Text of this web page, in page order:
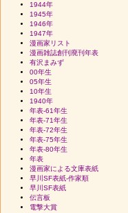
1944年
1945年
1946年
1947年
漫画家リスト
漫画雑誌創刊廃刊年表
有沢まみず
00年生
05年生
10年生
1940年
年表-61年生
年表-71年生
年表-72年生
年表-75年生
年表-80年生
年表
漫画家による文庫表紙
早川SF表紙-作家順
早川SF表紙
伝言板
電撃大賞